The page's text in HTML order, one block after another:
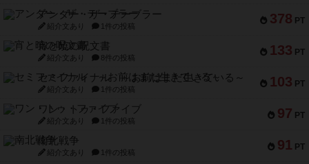
378 PT
アンダー・ザ・テーブラー
紹介文あり 1件の投稿
133 PT
宵と暁の呪文書
紹介文あり 8件の投稿
103 PT
セミファイナル ～お前はまだ生きている～
紹介文あり 1件の投稿
97 PT
ワン・トゥ・ファイブ
紹介文あり 1件の投稿
91 PT
南北戦争
紹介文あり 1件の投稿